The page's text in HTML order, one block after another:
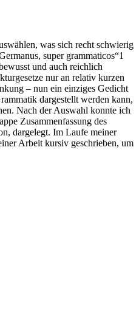
was sich recht schwierig
super grammaticos“1
und auch reichlich
nur an relativ kurzen
– nun ein einziges Gedicht
dargestellt werden kann,
Nach der Auswahl konnte ich
Zusammenfassung des
dargelegt. Im Laufe meiner
Arbeit kursiv geschrieben, um